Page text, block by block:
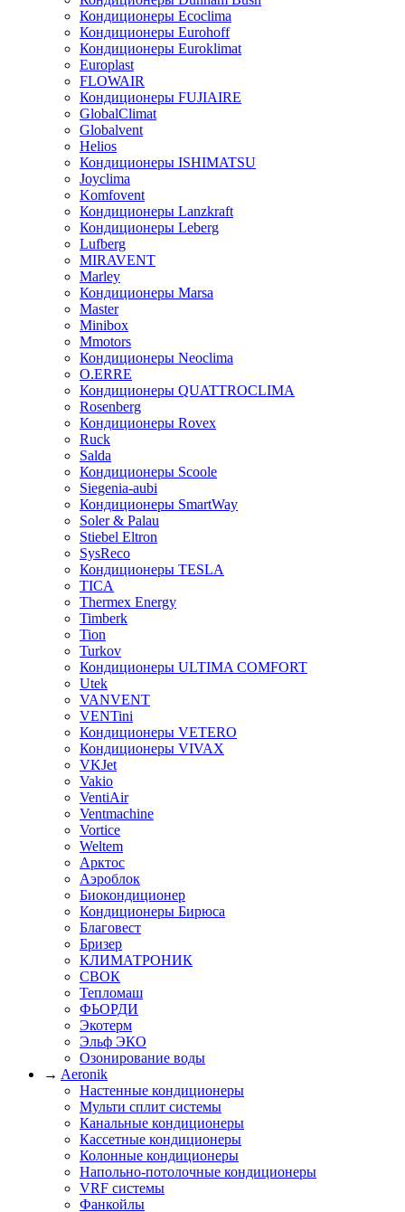
Кондиционеры Ecoclima
Кондиционеры Eurohoff
Кондиционеры Euroklimat
Europlast
FLOWAIR
Кондиционеры FUJIAIRE
GlobalClimat
Globalvent
Helios
Кондиционеры ISHIMATSU
Joyclima
Komfovent
Кондиционеры Lanzkraft
Кондиционеры Leberg
Lufberg
MIRAVENT
Marley
Кондиционеры Marsa
Master
Minibox
Mmotors
Кондиционеры Neoclima
O.ERRE
Кондиционеры QUATTROCLIMA
Rosenberg
Кондиционеры Rovex
Ruck
Salda
Кондиционеры Scoole
Siegenia-aubi
Кондиционеры SmartWay
Soler & Palau
Stiebel Eltron
SysReco
Кондиционеры TESLA
TICA
Thermex Energy
Timberk
Tion
Turkov
Кондиционеры ULTIMA COMFORT
Utek
VANVENT
VENTini
Кондиционеры VETERO
Кондиционеры VIVAX
VKJet
Vakio
VentiAir
Ventmachine
Vortice
Weltem
Арктос
Аэроблок
Биокондиционер
Кондиционеры Бирюса
Благовест
Бризер
КЛИМАТРОНИК
СВОК
Тепломаш
ФЬОРДИ
Экотерм
Эльф ЭКО
Озонирование воды
→ Aeronik
Настенные кондиционеры
Мульти сплит системы
Канальные кондиционеры
Кассетные кондиционеры
Колонные кондиционеры
Напольно-потолочные кондиционеры
VRF системы
Фанкойлы